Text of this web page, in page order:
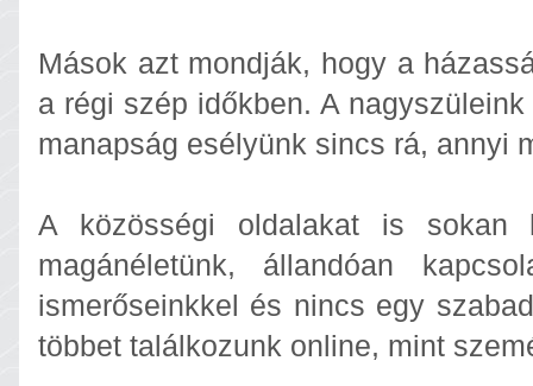
Mások azt mondják, hogy a
a régi szép időkben. A
manapság esélyünk sincs rá, annyi
A közösségi oldalakat is sokan
magánéletünk, állandóan
ismerőseinkkel és nincs egy
többet találkozunk online, mint